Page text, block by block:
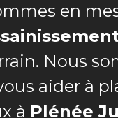
en
Nous
aider à
à Plénée